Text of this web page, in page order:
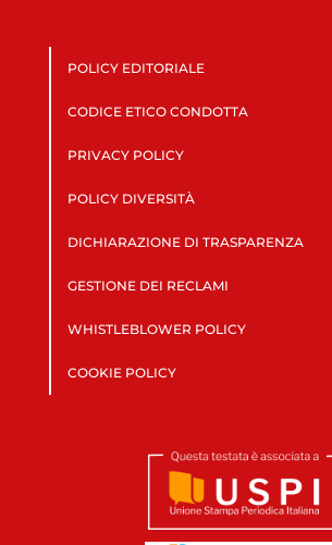
POLICY EDITORIALE
CODICE ETICO CONDOTTA
PRIVACY POLICY
POLICY DIVERSITÀ
DICHIARAZIONE DI TRASPARENZA
GESTIONE DEI RECLAMI
WHISTLEBLOWER POLICY
COOKIE POLICY